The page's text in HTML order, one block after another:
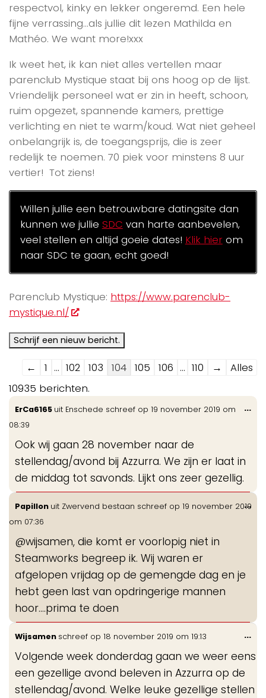
respectvol, kinky en lekker ongeremd. Een hele
fijne verrassing…als jullie dit lezen Mathilda en
Mathéo. We want more!xxx
Ik weet het, ik kan niet alles vertellen maar
parenclub Mystique staat bij ons hoog op de lijst.
Vriendelijk personeel wat er zin in heeft, schoon,
ruim opgezet, spannende kamers, prettige
verlichting en niet te warm/koud. Wat niet geheel
onbelangrijk is, de toegangsprijs, die is zeer
redelijk te noemen. 70 piek voor minstens 8 uur
vertier! Tot ziens!
Willen jullie een betrouwbare datingsite dan
kunnen we jullie SDC van harte aanbevelen,
veel stellen en altijd goeie dates! Klik hierom
naar SDC te gaan, echt goed!
Parenclub Mystique: https://www.parenclub-
mystique.nl/
Navigatie
door
de
gastenboek-
lijst
← 1 ... 102 103 104 105 106 ... 110 →
Alles
10935 berichten.
ErCa6165 uit Enschede schreef op 19 november 2019 om
08:39
Ook wij gaan 28 november naar de
stellendag/avond bij Azzurra. We zijn er laat in
de middag tot savonds. Lijkt ons zeer gezellig.
...
Papillon uit Zwervend bestaan schreef op 19 november 2019
om 07:36
@wijsamen, die komt er voorlopig niet in
Steamworks begreep ik. Wij waren er
afgelopen vrijdag op de gemengde dag en je
hebt geen last van opdringerige mannen
hoor....prima te doen
...
Wijsamen schreef op 18 november 2019 om 19:13
Volgende week donderdag gaan we weer eens
een gezellige avond beleven in Azzurra op de
stellendag/avond. Welke leuke gezellige stellen
...